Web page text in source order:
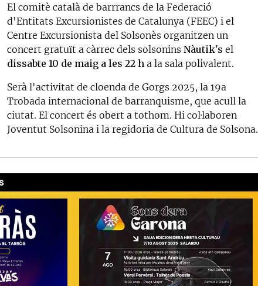
El comitè català de barrrancs de la Federació
d'Entitats Excursionistes de Catalunya (FEEC) i el
Centre Excursionista del Solsonès organitzen un
concert gratuït a càrrec dels solsoninsNàutik's el
dissabte 10 de maig a les 22 h a la sala polivalent.
Serà l'activitat de cloenda de Gorgs 2025, la 19a
Trobada internacional de barranquisme, que acull la
ciutat. El concert és obert a tothom. Hi col·laboren
Joventut Solsonina i la regidoria de Cultura de Solsona.